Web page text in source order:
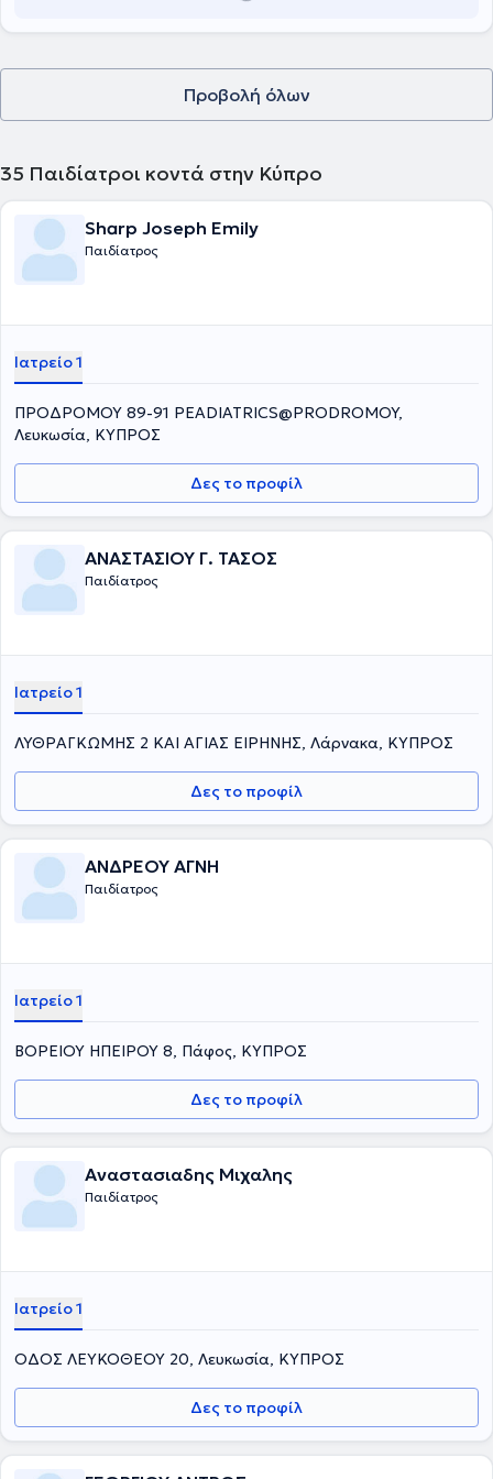
Συνεργάζεται ως εξωτερικός συνεργάτης με την ORL Athens Clinic
και τη Βιοκλινική Αθηνών.Προβολή όλων
35 Παιδίατροι κοντά στην Κύπρο
Sharp Joseph Emily
Παιδίατρος
Ιατρείο 1
ΠΡΟΔΡΟΜΟΥ 89-91 PEADIATRICS@PRODROMOY,
Λευκωσία, ΚΥΠΡΟΣ
Δες το προφίλ
ΑΝΑΣΤΑΣΙΟΥ Γ. ΤΑΣΟΣ
Παιδίατρος
Ιατρείο 1
ΛΥΘΡΑΓΚΩΜΗΣ 2 ΚΑΙ ΑΓΙΑΣ ΕΙΡΗΝΗΣ, Λάρνακα, ΚΥΠΡΟΣ
Δες το προφίλ
ΑΝΔΡΕΟΥ ΑΓΝΗ
Παιδίατρος
Ιατρείο 1
ΒΟΡΕΙΟΥ ΗΠΕΙΡΟΥ 8, Πάφος, ΚΥΠΡΟΣ
Δες το προφίλ
Αναστασιαδης Μιχαλης
Παιδίατρος
Ιατρείο 1
ΟΔΟΣ ΛΕΥΚΟΘΕΟΥ 20, Λευκωσία, ΚΥΠΡΟΣ
Δες το προφίλ